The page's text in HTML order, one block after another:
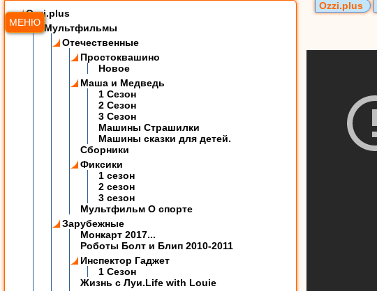
МЕНЮ
Ozzi.plus
Мультфильмы
Отечественные
Простоквашино
Новое
Маша и Медведь
1 Сезон
2 Сезон
3 Сезон
Машины Страшилки
Машины сказки для детей.
Сборники
Фиксики
1 сезон
2 сезон
3 сезон
Мультфильм О спорте
Зарубежные
Монкарт 2017...
Роботы Болт и Блип 2010-2011
Инспектор Гаджет
1 Сезон
Жизнь с Луи.Life with Louie
Ozzi.plus